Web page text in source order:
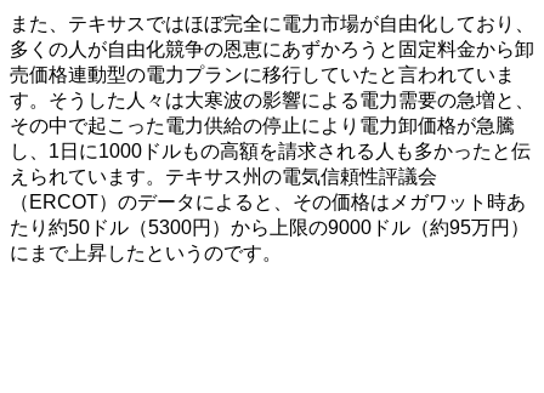
また、テキサスではほぼ完全に電力市場が自由化しており、
多くの人が自由化競争の恩恵にあずかろうと固定料金から卸
売価格連動型の電力プランに移行していたと言われていま
す。そうした人々は大寒波の影響による電力需要の急増と、
その中で起こった電力供給の停止により電力卸価格が急騰
し、1日に1000ドルもの高額を請求される人も多かったと伝
えられています。テキサス州の電気信頼性評議会
（ERCOT）のデータによると、その価格はメガワット時あ
たり約50ドル（5300円）から上限の9000ドル（約95万円）
にまで上昇したというのです。